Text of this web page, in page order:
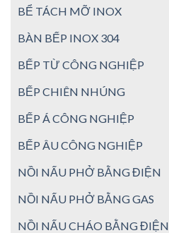
BỂ TÁCH MỠ INOX
BÀN BẾP INOX 304
BẾP TỪ CÔNG NGHIỆP
BẾP CHIÊN NHÚNG
BẾP Á CÔNG NGHIỆP
BẾP ÂU CÔNG NGHIỆP
NỒI NẤU PHỞ BẰNG ĐIỆN
NỒI NẤU PHỞ BẰNG GAS
NỒI NẤU CHÁO BẰNG ĐIỆN